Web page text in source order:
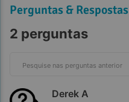
Perguntas & Respostas
2 perguntas
Derek A